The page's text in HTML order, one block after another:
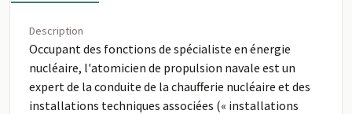
Description
Occupant des fonctions de spécialiste en énergie
nucléaire, l'atomicien de propulsion navale est un
expert de la conduite de la chaufferie nucléaire et des
installations techniques associées (« installations